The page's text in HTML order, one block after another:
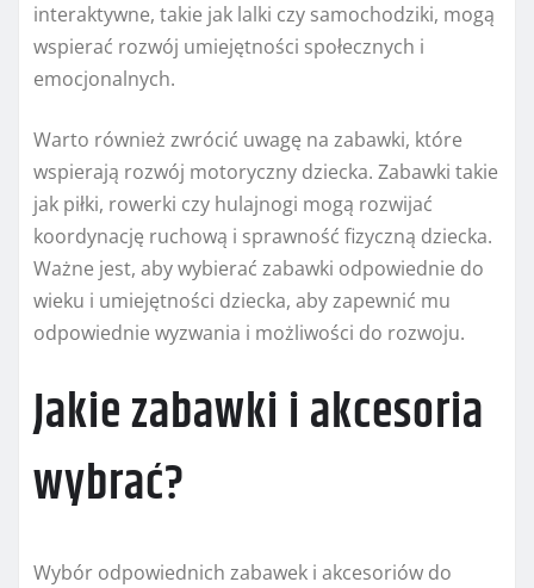
interaktywne, takie jak lalki czy samochodziki, mogą
wspierać rozwój umiejętności społecznych i
emocjonalnych.
Warto również zwrócić uwagę na zabawki, które
wspierają rozwój motoryczny dziecka. Zabawki takie
jak piłki, rowerki czy hulajnogi mogą rozwijać
koordynację ruchową i sprawność fizyczną dziecka.
Ważne jest, aby wybierać zabawki odpowiednie do
wieku i umiejętności dziecka, aby zapewnić mu
odpowiednie wyzwania i możliwości do rozwoju.
Jakie zabawki i akcesoria
wybrać?
Wybór odpowiednich zabawek i akcesoriów do